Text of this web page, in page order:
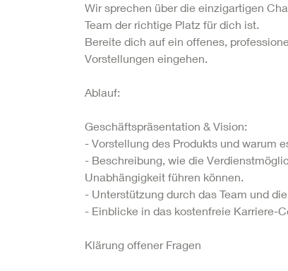
Wir sprechen über die einzigartigen
Team der richtige Platz für dich ist.
Bereite dich auf ein offenes,
Vorstellungen eingehen.
Ablauf:
Geschäftspräsentation & Vision:
- Vorstellung des Produkts und warum
- Beschreibung, wie die
Unabhängigkeit führen können.
- Unterstützung durch das Team und
- Einblicke in das kostenfreie Karriere-
Klärung offener Fragen